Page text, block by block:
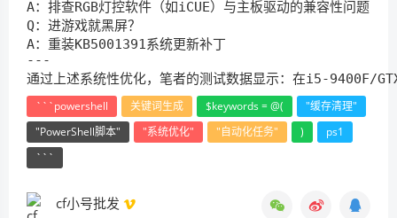
A：排查RGB灯控软件（如iCUE）与主板驱动的兼容性问题
Q：进游戏就黑屏？
A：重装KB5001391系统更新补丁
---
通过上述系统性优化，笔者的测试数据显示：在i5-9400F/
```powershell 关键词生成 $keywords = @(
"缓存清理"
"PowerShell脚本"
"系统优化" "自动化任务" )
ps1
```
cf小号批发